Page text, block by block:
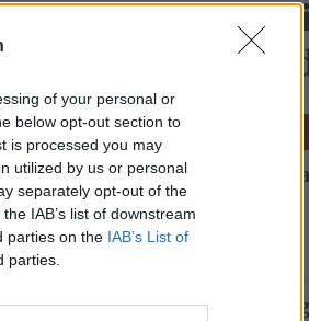
of your personal or
below opt-out section to
is processed you may
utilized by us or personal
separately opt-out of the
IAB’s list of downstream
parties on the IAB’s List of
parties.
takk – bare
min
uke:
Se opptak fra Stuggu
7 dager siden
Med spett og tau redder de